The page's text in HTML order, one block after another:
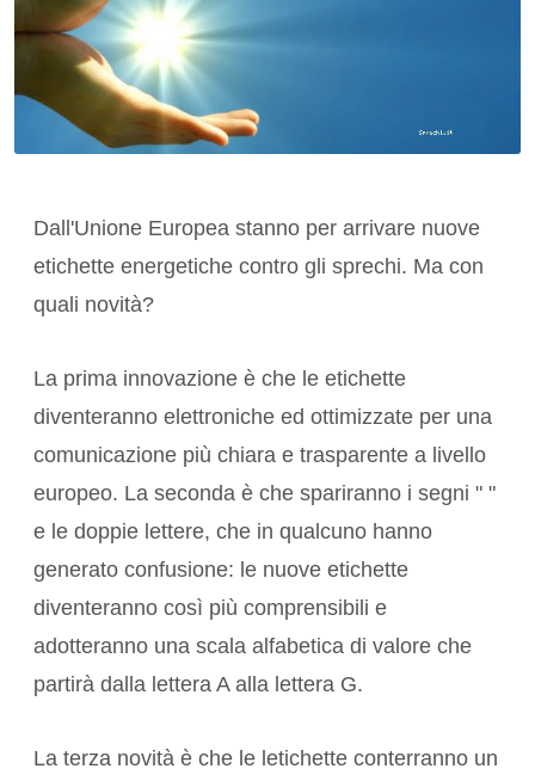
Dall'Unione Europea stanno per arrivare nuove
etichette energetiche contro gli sprechi. Ma con
quali novità?
La prima innovazione è che le etichette
diventeranno elettroniche ed ottimizzate per una
comunicazione più chiara e trasparente a livello
europeo. La seconda è che spariranno i segni " "
e le doppie lettere, che in qualcuno hanno
generato confusione: le nuove etichette
diventeranno così più comprensibili e
adotteranno una scala alfabetica di valore che
partirà dalla lettera A alla lettera G.
La terza novità è che le letichette conterranno un